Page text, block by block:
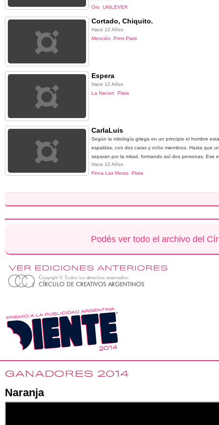
Oro
UNILEVER
Cortado, Chiquito.
Hace 12 Años
Mención
Primi Piatti
Espera
Hace 12 Años
La Nacion
Plata
CarlaLuis
Según la mitología griega en un principio el hombre
espaldas, con dos caras y ocho miembros. Hasta que
separan por la mitad, formando así dos personas. Ese
Hace 12 Años
Finca Las Moras Plata
Podés ver todo el archivo del
Naranja